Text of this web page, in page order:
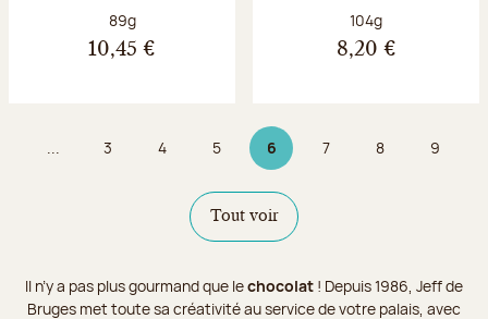
Poids net :
89g
10,45 €
Poids net :
104g
8,20 €
... Page
3 Page
4 Page
5 6Page 6 sur 9
Page
7 Page
8 Page
9
Tout voir
Il n’y a pas plus gourmand que lechocolat ! Depuis 1986, Jeff de
Bruges met toute sa créativité au service de votre palais, avec